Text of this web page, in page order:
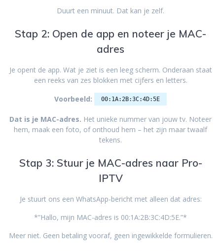
Duurt een minuut. Dat kan je zelf.
Stap 2: Open de app en noteer je MAC-
adres
Je opent de app. Wat je ziet is een leeg scherm. Onderaan staat
een reeks van zes blokken met cijfers en letters.
Voorbeeld:
00:1A:2B:3C:4D:5E
Dat is je MAC-adres. Het unieke nummer van jouw tv. Noteer
hem, maak een foto, of onthoud hem – het zijn maar twaalf
tekens.
Stap 3: Stuur je MAC-adres naar Pro-
IPTV
Je stuurt ons een WhatsApp-bericht met alleen dat adres:
*”Hallo, mijn MAC-adres is 00:1A:2B:3C:4D:5E.”*
Meer niet. Geen betaling vooraf, geen ingewikkelde formulieren.